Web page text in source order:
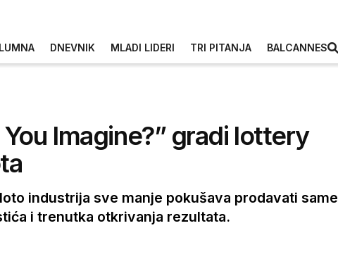
DNEVNIK MLADI LIDERI TRI PITANJA BALCANNES
Imagine?” gradi lottery
industrija sve manje pokušava prodavati same
i trenutka otkrivanja rezultata.